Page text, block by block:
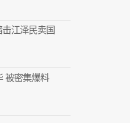
击江泽民卖国
被密集爆料